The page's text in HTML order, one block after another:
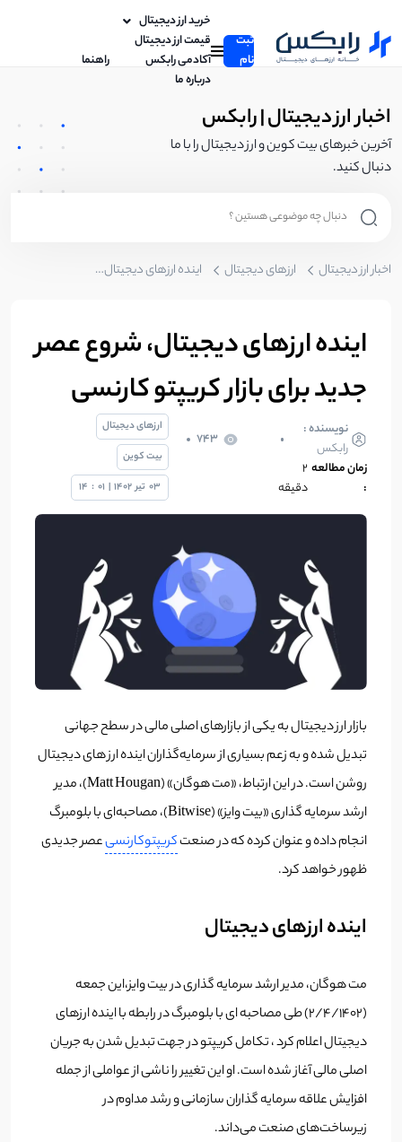
ثبت
نام
خرید ارز دیجیتال
قیمت ارز دیجیتال
آکادمی رابکس
راهنما
درباره ما
اخبار ارز دیجیتال | رابکس
آخرین خبرهای بیت کوین و ارز دیجیتال را با ما
دنبال کنید.
اخبار ارز دیجیتال ارزهای دیجیتال اینده ارزهای دیجیتال، شروع عصر جدید برای بازار کریپتو کارنسی
اینده ارزهای دیجیتال، شروع عصر
جدید برای بازار کریپتو کارنسی
نویسنده :
رابکس
743
زمان مطالعه
:
2
دقیقه
ارزهای دیجیتال
بیت کوین
03 تیر 1402
|
01
:
14
بازار ارز دیجیتال به یکی از بازارهای اصلی مالی در سطح جهانی
تبدیل شده و به زعم بسیاری از سرمایه‌گذاران اینده‌ ارز های دیجیتال
روشن است. در این ارتباط، «مت هوگان» (Matt Hougan)، مدیر
ارشد سرمایه گذاری «بیت وایز» (Bitwise)، مصاحبه‌ای با بلومبرگ
انجام داده و عنوان کرده که در صنعتکریپتوکارنسیعصر جدیدی
ظهور خواهد کرد.
اینده ارزهای دیجیتال
مت هوگان، مدیر ارشد سرمایه گذاری در بیت وایز،این جمعه
(2/4/1402) طی مصاحبه ای با بلومبرگ در رابطه با اینده ارزهای
دیجیتال اعلام کرد ، تکامل کریپتو در جهت تبدیل شدن به جریان
اصلی مالی آغاز شده است. او این تغییر را ناشی از عواملی از جمله
افزایش علاقه سرمایه گذاران سازمانی و رشد مداوم در
زیرساخت‌های صنعت می‌داند.